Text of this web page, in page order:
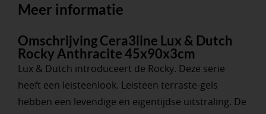
Meer informatie
Omschrijving Cera3line Lux & Dutch
Rocky Anthracite 45x90x3cm
Lux & Dutch introduceert de Rocky. Deze serie
heeft een leisteenlook. Leisteen terraste-gels
hebben een levendige en eigentijdse uitstraling. De